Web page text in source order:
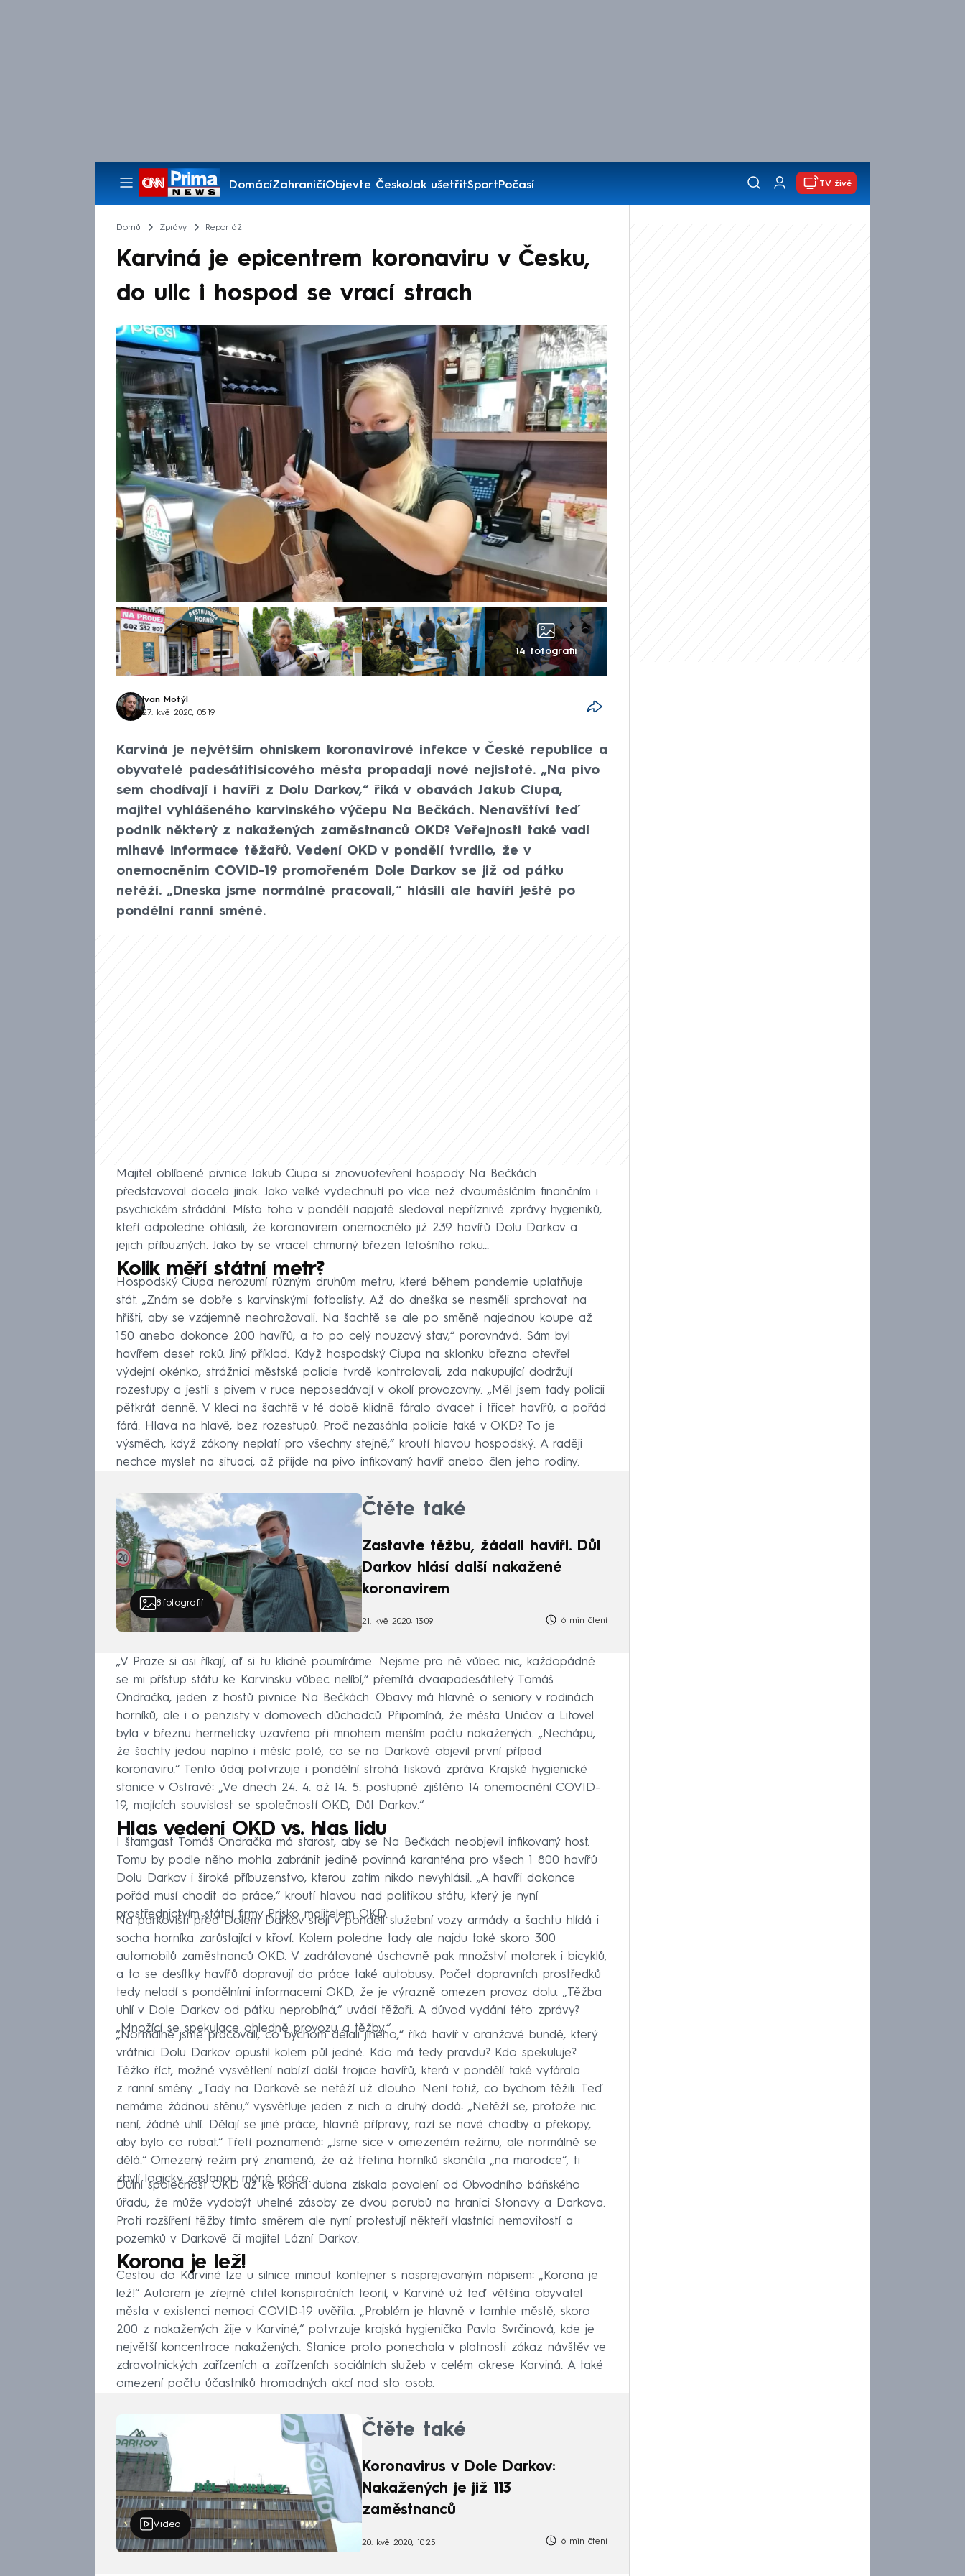
DomácíZahraničíObjevte ČeskoJak ušetřitSportPočasí
Pořady
TV živě
Domů Zprávy Reportáž
Karviná je epicentrem koronaviru v Česku,
do ulic i hospod se vrací strach
14 fotografií
Ivan Motýl
27. kvě 2020, 05:19
Karviná je největším ohniskem koronavirové infekce v České republice a
obyvatelé padesátitisícového města propadají nové nejistotě. „Na pivo
sem chodívají i havíři z Dolu Darkov,“ říká v obavách Jakub Ciupa,
majitel vyhlášeného karvinského výčepu Na Bečkách. Nenavštíví teď
podnik některý z nakažených zaměstnanců OKD? Veřejnosti také vadí
mlhavé informace těžařů. Vedení OKD v pondělí tvrdilo, že v
onemocněním COVID-19 promořeném Dole Darkov se již od pátku
netěží. „Dneska jsme normálně pracovali,“ hlásili ale havíři ještě po
pondělní ranní směně.
Majitel oblíbené pivnice Jakub Ciupa si znovuotevření hospody Na Bečkách
představoval docela jinak. Jako velké vydechnutí po více než dvouměsíčním finančním i
psychickém strádání. Místo toho v pondělí napjatě sledoval nepříznivé zprávy hygieniků,
kteří odpoledne ohlásili, že koronavirem onemocnělo již 239 havířů Dolu Darkov a
jejich příbuzných. Jako by se vracel chmurný březen letošního roku…
Kolik měří státní metr?
Hospodský Ciupa nerozumí různým druhům metru, které během pandemie uplatňuje
stát. „Znám se dobře s karvinskými fotbalisty. Až do dneška se nesměli sprchovat na
hřišti, aby se vzájemně neohrožovali. Na šachtě se ale po směně najednou koupe až
150 anebo dokonce 200 havířů, a to po celý nouzový stav,“ porovnává. Sám byl
havířem deset roků. Jiný příklad. Když hospodský Ciupa na sklonku března otevřel
výdejní okénko, strážnici městské policie tvrdě kontrolovali, zda nakupující dodržují
rozestupy a jestli s pivem v ruce neposedávají v okolí provozovny. „Měl jsem tady policii
pětkrát denně. V kleci na šachtě v té době klidně fáralo dvacet i třicet havířů, a pořád
fárá. Hlava na hlavě, bez rozestupů. Proč nezasáhla policie také v OKD? To je
výsměch, když zákony neplatí pro všechny stejně,“ kroutí hlavou hospodský. A raději
nechce myslet na situaci, až přijde na pivo infikovaný havíř anebo člen jeho rodiny.
8fotografií
Čtěte také
Zastavte těžbu, žádali havíři. Důl
Darkov hlásí další nakažené
koronavirem
21. kvě 2020, 13:09 6 min čtení
„V Praze si asi říkají, ať si tu klidně poumíráme. Nejsme pro ně vůbec nic, každopádně
se mi přístup státu ke Karvinsku vůbec nelíbí,“ přemítá dvaapadesátiletý Tomáš
Ondračka, jeden z hostů pivnice Na Bečkách. Obavy má hlavně o seniory v rodinách
horníků, ale i o penzisty v domovech důchodců. Připomíná, že města Uničov a Litovel
byla v březnu hermeticky uzavřena při mnohem menším počtu nakažených. „Nechápu,
že šachty jedou naplno i měsíc poté, co se na Darkově objevil první případ
koronaviru.“ Tento údaj potvrzuje i pondělní strohá tisková zpráva Krajské hygienické
stanice v Ostravě: „Ve dnech 24. 4. až 14. 5. postupně zjištěno 14 onemocnění COVID-
19, majících souvislost se společností OKD, Důl Darkov.“
Hlas vedení OKD vs. hlas lidu
I štamgast Tomáš Ondračka má starost, aby se Na Bečkách neobjevil infikovaný host.
Tomu by podle něho mohla zabránit jedině povinná karanténa pro všech 1 800 havířů
Dolu Darkov i široké příbuzenstvo, kterou zatím nikdo nevyhlásil. „A havíři dokonce
pořád musí chodit do práce,“ kroutí hlavou nad politikou státu, který je nyní
prostřednictvím státní firmy Prisko majitelem OKD.
Na parkovišti před Dolem Darkov stojí v pondělí služební vozy armády a šachtu hlídá i
socha horníka zarůstající v křoví. Kolem poledne tady ale najdu také skoro 300
automobilů zaměstnanců OKD. V zadrátované úschovně pak množství motorek i bicyklů,
a to se desítky havířů dopravují do práce také autobusy. Počet dopravních prostředků
tedy neladí s pondělními informacemi OKD, že je výrazně omezen provoz dolu. „Těžba
uhlí v Dole Darkov od pátku neprobíhá,“ uvádí těžaři. A důvod vydání této zprávy?
„Množící se spekulace ohledně provozu a těžby.“
„Normálně jsme pracovali, co bychom dělali jiného,“ říká havíř v oranžové bundě, který
vrátnici Dolu Darkov opustil kolem půl jedné. Kdo má tedy pravdu? Kdo spekuluje?
Těžko říct, možné vysvětlení nabízí další trojice havířů, která v pondělí také vyfárala
z ranní směny. „Tady na Darkově se netěží už dlouho. Není totiž, co bychom těžili. Teď
nemáme žádnou stěnu,“ vysvětluje jeden z nich a druhý dodá: „Netěží se, protože nic
není, žádné uhlí. Dělají se jiné práce, hlavně přípravy, razí se nové chodby a překopy,
aby bylo co rubat.“ Třetí poznamená: „Jsme sice v omezeném režimu, ale normálně se
dělá.“ Omezený režim prý znamená, že až třetina horníků skončila „na marodce“, ti
zbylí logicky zastanou méně práce.
Důlní společnost OKD až ke konci dubna získala povolení od Obvodního báňského
úřadu, že může vydobýt uhelné zásoby ze dvou porubů na hranici Stonavy a Darkova.
Proti rozšíření těžby tímto směrem ale nyní protestují někteří vlastníci nemovitostí a
pozemků v Darkově či majitel Lázní Darkov.
Korona je lež!
Cestou do Karviné lze u silnice minout kontejner s nasprejovaným nápisem: „Korona je
lež!“ Autorem je zřejmě ctitel konspiračních teorií, v Karviné už teď většina obyvatel
města v existenci nemoci COVID-19 uvěřila. „Problém je hlavně v tomhle městě, skoro
200 z nakažených žije v Karviné,“ potvrzuje krajská hygienička Pavla Svrčinová, kde je
největší koncentrace nakažených. Stanice proto ponechala v platnosti zákaz návštěv ve
zdravotnických zařízeních a zařízeních sociálních služeb v celém okrese Karviná. A také
omezení počtu účastníků hromadných akcí nad sto osob.
Video
Čtěte také
Koronavirus v Dole Darkov:
Nakažených je již 113
zaměstnanců
20. kvě 2020, 10:25 6 min čtení